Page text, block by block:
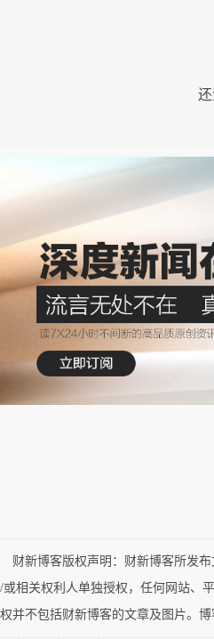
个人气质最多的一个词汇
通过舞台与银幕进入观众
气质，也当属于她个人的
的优雅，也是对这份资产的
作为百岁老人，秦怡所跨越
了属于个人的尊严与体面
有人曾用“苦了一辈子”来形
相逼”，并无幸福可言；第
此外，还守护了生病的儿子
新博客版权声明：财新博客所发布
或相关权利人单独授权，任何网站、
并不包括财新博客的文章及图片。